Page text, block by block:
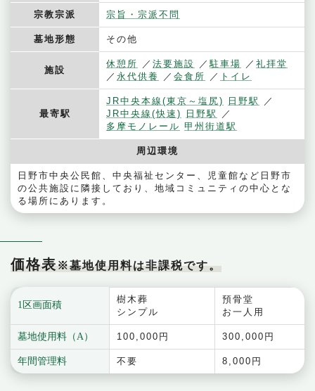
宗教宗派 宗旨・宗派不問
墓地形態 その他
施設
休憩所 法要施設 駐車場
礼拝堂
永代供養
会食所 トイレ
最寄駅
JR中央本線(東京～塩尻)
日野駅
JR中央線(快速)
日野駅
多摩モノレール 甲州街道駅
周辺環境
日野市中央公民館、中央福祉センター、児童館など日野市
の公共施設に隣接しており、地域コミュニティの中心とな
る場所にあります。
価格表※墓地使用料は非課税です。
1区画面積
墓地使用料（A）
年間管理料
樹木葬
シンプル
100,000円
不要
預骨堂
お一人用
300,000円
8,000円